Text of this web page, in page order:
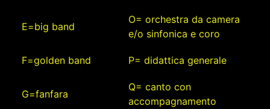
E=big band
O= orchestra da camera
e/o sinfonica e coro
F=golden band P= didattica generale
G=fanfara
Q= canto con
accompagnamento